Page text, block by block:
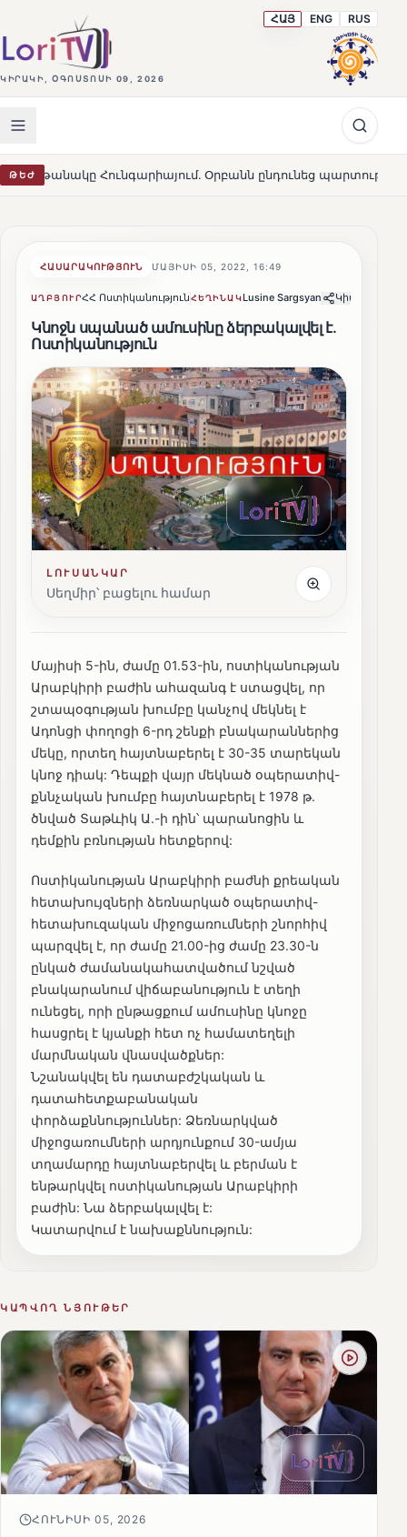
ԿԻՐԱԿԻ, ՕԳՈՍՏՈՍԻ 09, 2026
ՀԱՅ ENG RUS
ԹԵԺ Օրբանն ընդունեց պարտությունը HOT
ՀԱՍԱՐԱԿՈՒԹՅՈՒՆ ՄԱՅԻՍԻ 05, 2022, 16:49
ԱՂԲՅՈՒՐՀՀ ՈստիկանությունՀԵՂԻՆԱԿLusine Sargsyan Կիսվել
Կնոջն սպանած ամուսինը ձերբակալվել է.
Ոստիկանություն
ԼՈՒՍԱՆԿԱՐ
Սեղմիր՝ բացելու համար
Մայիսի 5-ին, ժամը 01.53-ին, ոստիկանության
Արաբկիրի բաժին ահազանգ է ստացվել, որ
շտապօգության խումբը կանչով մեկնել է
Ադոնցի փողոցի 6-րդ շենքի բնակարաններից
մեկը, որտեղ հայտնաբերել է 30-35 տարեկան
կնոջ դիակ: Դեպքի վայր մեկնած օպերատիվ-
քննչական խումբը հայտնաբերել է 1978 թ.
ծնված Տաթևիկ Ա.-ի դին՝ պարանոցին և
դեմքին բռնության հետքերով:
Ոստիկանության Արաբկիրի բաժնի քրեական
հետախույզների ձեռնարկած օպերատիվ-
հետախուզական միջոցառումների շնորհիվ
պարզվել է, որ ժամը 21.00-ից ժամը 23.30-ն
ընկած ժամանակահատվածում նշված
բնակարանում վիճաբանություն է տեղի
ունեցել, որի ընթացքում ամուսինը կնոջը
հասցրել է կյանքի հետ ոչ համատեղելի
մարմնական վնասվածքներ:
Նշանակվել են դատաբժշկական և
դատահետքաբանական
փորձաքննություններ: Ձեռնարկված
միջոցառումների արդյունքում 30-ամյա
տղամարդը հայտնաբերվել և բերման է
ենթարկվել ոստիկանության Արաբկիրի
բաժին: Նա ձերբակալվել է:
Կատարվում է նախաքննություն:
ԿԱՊՎՈՂ ՆՅՈՒԹԵՐ
ՀՈՒՆԻՍԻ 05, 2026